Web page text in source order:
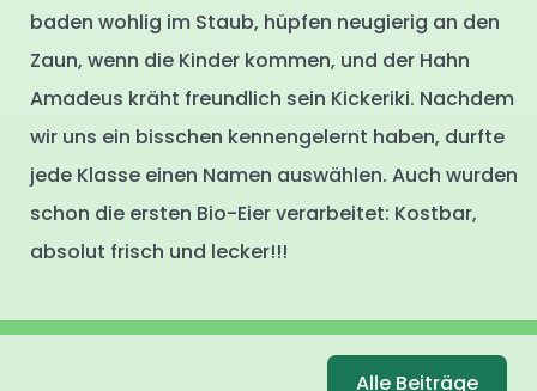
baden wohlig im Staub, hüpfen neugierig an den
Zaun, wenn die Kinder kommen, und der Hahn
Amadeus kräht freundlich sein Kickeriki. Nachdem
wir uns ein bisschen kennengelernt haben, durfte
jede Klasse einen Namen auswählen. Auch wurden
schon die ersten Bio-Eier verarbeitet: Kostbar,
absolut frisch und lecker!!!
Alle Beiträge